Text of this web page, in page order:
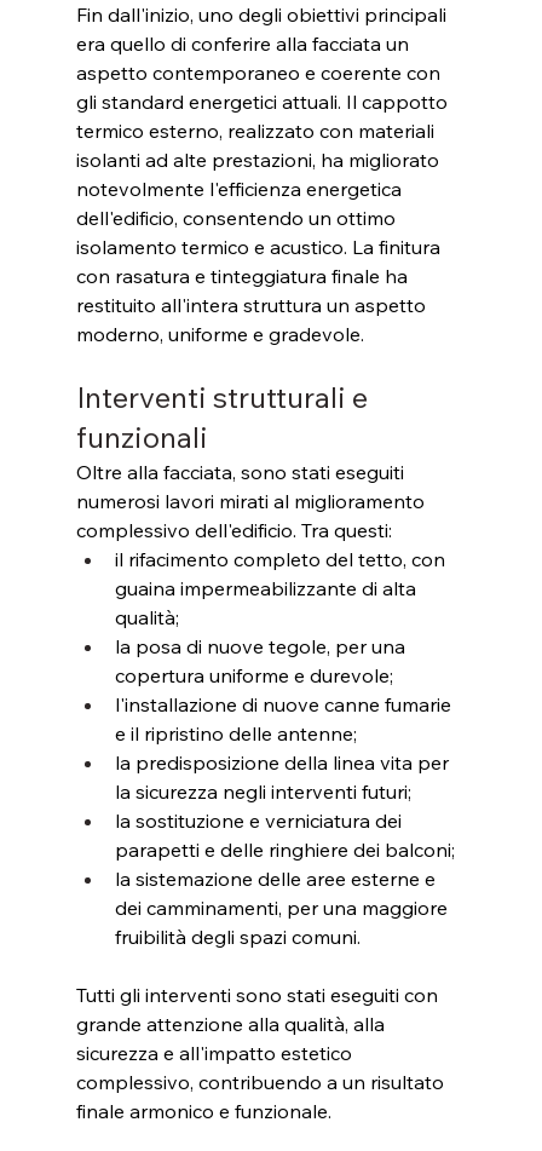
Fin dall'inizio, uno degli obiettivi principali
era quello di conferire alla facciata un
aspetto contemporaneo e coerente con
gli standard energetici attuali. Il cappotto
termico esterno, realizzato con materiali
isolanti ad alte prestazioni, ha migliorato
notevolmente l'efficienza energetica
dell'edificio, consentendo un ottimo
isolamento termico e acustico. La finitura
con rasatura e tinteggiatura finale ha
restituito all'intera struttura un aspetto
moderno, uniforme e gradevole.
Interventi strutturali e
funzionali
Oltre alla facciata, sono stati eseguiti
numerosi lavori mirati al miglioramento
complessivo dell'edificio. Tra questi:
il rifacimento completo del tetto, con
guaina impermeabilizzante di alta
qualità;
la posa di nuove tegole, per una
copertura uniforme e durevole;
l'installazione di nuove canne fumarie
e il ripristino delle antenne;
la predisposizione della linea vita per
la sicurezza negli interventi futuri;
la sostituzione e verniciatura dei
parapetti e delle ringhiere dei balconi;
la sistemazione delle aree esterne e
dei camminamenti, per una maggiore
fruibilità degli spazi comuni.
Tutti gli interventi sono stati eseguiti con
grande attenzione alla qualità, alla
sicurezza e all'impatto estetico
complessivo, contribuendo a un risultato
finale armonico e funzionale.